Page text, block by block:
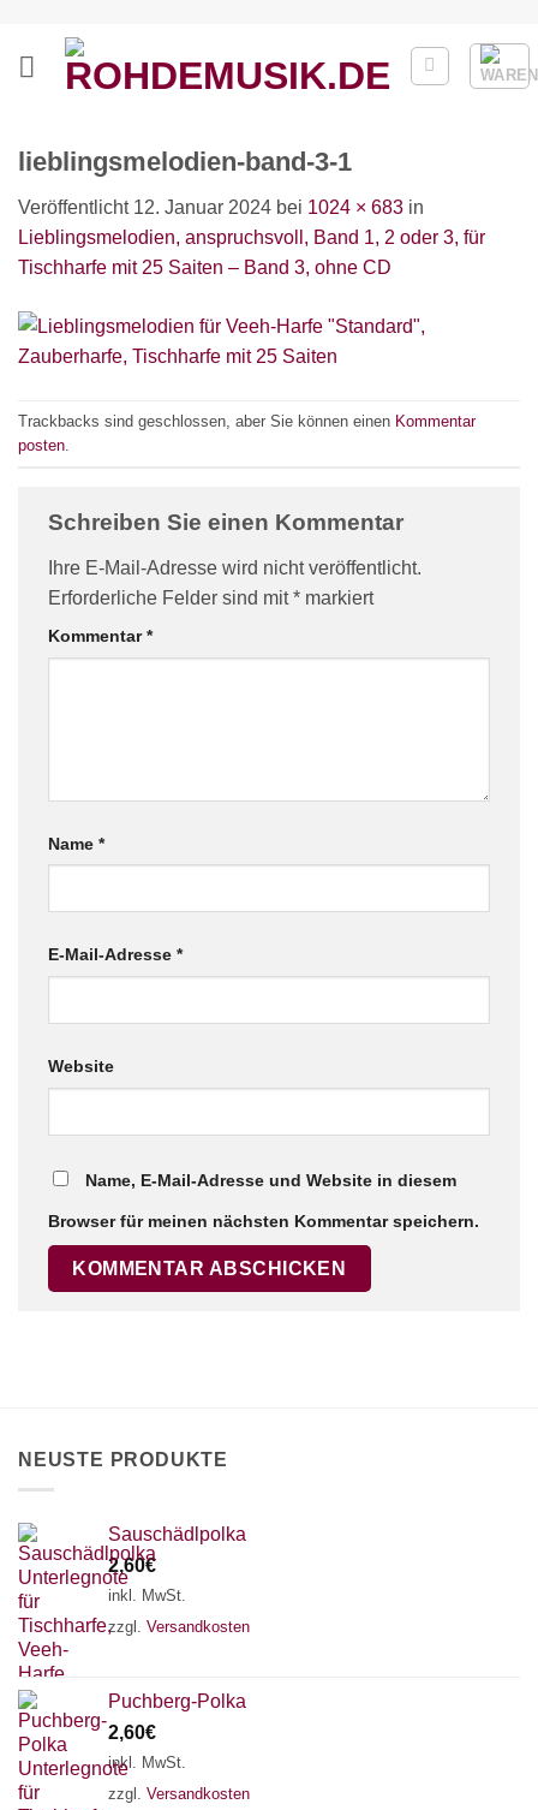
springen
lieblingsmelodien-band-3-1
Veröffentlicht 12. Januar 2024 bei 1024 × 683 in
Lieblingsmelodien, anspruchsvoll, Band 1, 2 oder 3, für
Tischharfe mit 25 Saiten – Band 3, ohne CD
Trackbacks sind geschlossen, aber Sie können einen Kommentar
posten
Schreiben Sie einen Kommentar
Ihre E-Mail-Adresse wird nicht veröffentlicht.
Erforderliche Felder sind mit* markiert
Kommentar*
Name *
E-Mail-Adresse *
Website
Name, E-Mail-Adresse und Website in diesem
Browser für meinen nächsten Kommentar speichern.
NEUSTE PRODUKTE
Sauschädlpolka
2,60€
inkl. MwSt.
zzgl. Versandkosten
Puchberg-Polka
2,60€
inkl. MwSt.
zzgl. Versandkosten